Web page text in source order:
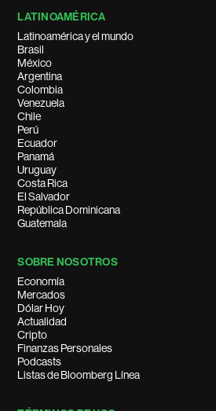
LATINOAMÉRICA
Latinoamérica y el mundo
Brasil
México
Argentina
Colombia
Venezuela
Chile
Perú
Ecuador
Panamá
Uruguay
Costa Rica
El Salvador
República Dominicana
Guatemala
SOBRE NOSOTROS
Economía
Mercados
Dólar Hoy
Actualidad
Cripto
Finanzas Personales
Podcasts
Listas de Bloomberg Línea